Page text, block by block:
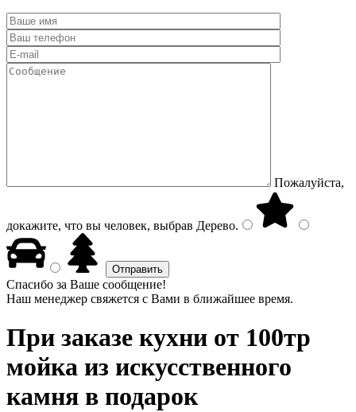
Пожалуйста,
докажите, что вы человек, выбрав Дерево.
Спасибо за Ваше сообщение!
Наш менеджер свяжется с Вами в ближайшее время.
При заказе кухни от 100тр
мойка из искусственного
камня в подарок